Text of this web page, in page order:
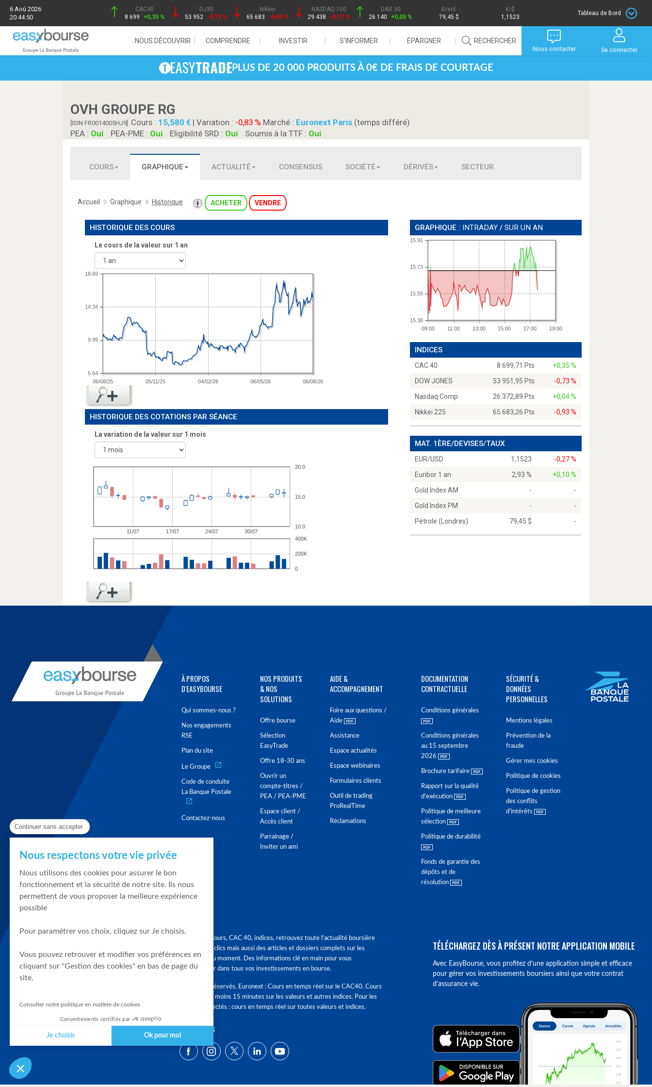
6 Aoû 2026
20:44:50
CAC40
8 699
+0,35 %
DJ30
53 952
-0,73 %
Nikkei
65 683
-0,93 %
NASDAQ 100
29 438
-0,17 %
DAX 30
26 140
+0,05 %
Brent
79,45 $
/$
1,1523
Tableau de Bord
NOUS DÉCOUVRIR COMPRENDRE INVESTIR S'INFORMER ÉPARGNER RECHERCHER
Nous contacter Se connecter
PLUS DE 20 000 PRODUITS À 0€ DE FRAIS DE COURTAGE
OVH GROUPE RG
[ISIN FR0014005HJ9] Cours : 15,580 | Variation : -0,83 % Marché : Euronext Paris (temps différé)
PEA : Oui PEA-PME : Oui Eligibilité SRD : Oui Soumis à la TTF : Oui
COURS GRAPHIQUE ACTUALITÉ CONSENSUS SOCIÉTÉ DÉRIVÉS SECTEUR
Accueil Graphique Historique ACHETER VENDRE
HISTORIQUE DES COURS
Le cours de la valeur sur 1 an
06/08/25 05/11/25 04/02/26 06/05/26 06/08/26
5.64
9.99
14.34
18.69
HISTORIQUE DES COTATIONS PAR SÉANCE
La variation de la valeur sur 1 mois
GRAPHIQUE : INTRADAY /SUR UN AN
09:00 11:00 13:00 15:00 17:00 19:00
15.38
15.55
15.73
15.91
INDICES
CAC 40 8 699,71 Pts
+0,35 %
DOW JONES
53 951,95 Pts
-0,73 %
Nasdaq Comp
26 372,89 Pts
+0,04 %
Nikkei 225
65 683,26 Pts -0,93 %
MAT. 1ÈRE/DEVISES/TAUX
EUR/USD 1,1523
-0,27 %
Euribor 1 an
2,93 %
+0,10 %
Gold Index AM
-
-
Gold Index PM
-
-
Pétrole (Londres)
79,45 $ -
À PROPOS
D'EASYBOURSE
Qui sommes-nous ?
Nos engagements
RSE
Plan du site
Le Groupe
Code de conduite
La Banque Postale
Contactez-nous
NOS PRODUITS
& NOS
SOLUTIONS
Offre bourse
Sélection
EasyTrade
Offre 18-30 ans
Ouvrir un
compte-titres /
PEA / PEA-PME
Espace client /
Accès client
Parrainage /
Inviter un ami
AIDE &
ACCOMPAGNEMENT
Foire aux questions /
Aide
Assistance
Espace actualités
Espace webinaires
Formulaires clients
Outil de trading
ProRealTime
Réclamations
DOCUMENTATION
CONTRACTUELLE
Conditions générales
Conditions générales
au 15 septembre
2026
Brochure tarifaire
Rapport sur la qualité
d'exécution
Politique de meilleure
sélection
Politique de durabilité
Fonds de garantie des
dépôts et de
résolution
SÉCURITÉ &
DONNÉES
PERSONNELLES
Mentions légales
Prévention de la
fraude
Gérer mes cookies
Politique de cookies
Politique de gestion
des conflits
d'intérêts
Graphique, cours, CAC 40, indices, retrouvez toute l'actualité boursière
en quelques clics mais aussi des articles et dossiers complets sur les
tendances du moment. Des informations clé en main pour vous
accompagner dans tous vos investissements en bourse.
Tous droits réservés. Euronext : Cours en temps réel sur le CAC40. Cours
différés d'au moins 15 minutes sur les valeurs et autres indices. Pour les
clients connectés : cours en temps réel sur toutes valeurs et indices.
SUIVEZ-NOUS
TÉLÉCHARGEZ DÈS À PRÉSENT NOTRE APPLICATION MOBILE
Avec EasyBourse, vous profitez d’une application simple et efficace
pour gérer vos investissements boursiers ainsi que votre contrat
d’assurance vie.
Continuer sans accepter
Nous respectons votre vie privée
Nous utilisons des cookies pour assurer le bon
fonctionnement et la sécurité de notre site. Ils nous
permettent de vous proposer la meilleure expérience
possible
Pour paramétrer vos choix, cliquez sur Je choisis.
Vous pouvez retrouver et modifier vos préférences en
cliquant sur "Gestion des cookies" en bas de page du
site.
Consulter notre politique en matière de cookies
Consentements certifiés par
Je choisis Ok pour moi
Plateforme de Gestion du Consentement : Personnalisez vos Options
Notre plateforme vous permet d'adapter et de gérer vos paramètres de confidentialité, en garantissant la conformité avec les réglementations. Personnalisez vos préférences pour contrôler la manière dont